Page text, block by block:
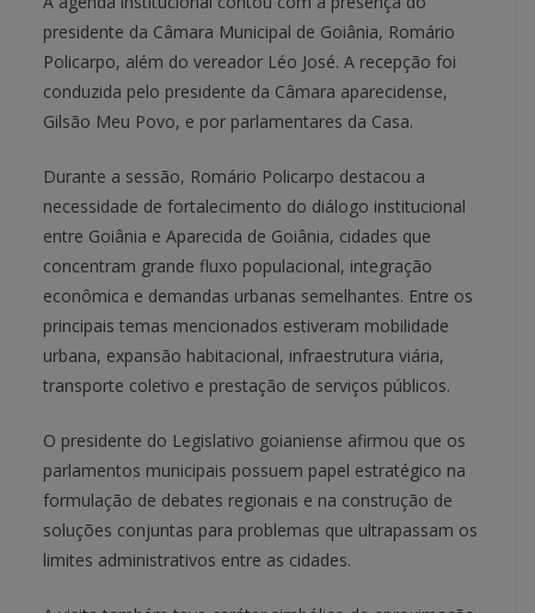
presidente da Câmara Municipal de Goiânia, Romário
Policarpo, além do vereador Léo José. A recepção foi
conduzida pelo presidente da Câmara aparecidense,
Gilsão Meu Povo, e por parlamentares da Casa.
Durante a sessão, Romário Policarpo destacou a
necessidade de fortalecimento do diálogo institucional
entre Goiânia e Aparecida de Goiânia, cidades que
concentram grande fluxo populacional, integração
econômica e demandas urbanas semelhantes. Entre os
principais temas mencionados estiveram mobilidade
urbana, expansão habitacional, infraestrutura viária,
transporte coletivo e prestação de serviços públicos.
O presidente do Legislativo goianiense afirmou que os
parlamentos municipais possuem papel estratégico na
formulação de debates regionais e na construção de
soluções conjuntas para problemas que ultrapassam os
limites administrativos entre as cidades.